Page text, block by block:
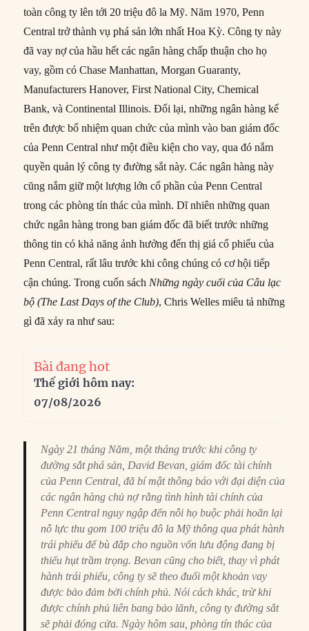
toàn công ty lên tới 20 triệu đô la Mỹ. Năm 1970, Penn
Central trở thành vụ phá sản lớn nhất Hoa Kỳ. Công ty này
đã vay nợ của hầu hết các ngân hàng chấp thuận cho họ
vay, gồm có Chase Manhattan, Morgan Guaranty,
Manufacturers Hanover, First National City, Chemical
Bank, và Continental Illinois. Đổi lại, những ngân hàng kể
trên được bổ nhiệm quan chức của mình vào ban giám đốc
của Penn Central như một điều kiện cho vay, qua đó nắm
quyền quản lý công ty đường sắt này. Các ngân hàng này
cũng nắm giữ một lượng lớn cổ phần của Penn Central
trong các phòng tín thác của mình. Dĩ nhiên những quan
chức ngân hàng trong ban giám đốc đã biết trước những
thông tin có khả năng ảnh hưởng đến thị giá cổ phiếu của
Penn Central, rất lâu trước khi công chúng có cơ hội tiếp
cận chúng. Trong cuốn sáchNhữngngàycuối của Câu lạc
bộ (The Last Days of the Club), Chris Welles miêu tả những
gì đã xảy ra như sau:
Bài đang hot
Thế giới hôm nay:
07/08/2026
Ngày 21 tháng Năm, một tháng trước khi công ty
đường sắt phá sản, David Bevan, giám đốc tài chính
của Penn Central, đã bí mật thông báo với đại diện của
các ngân hàng chủ nợ rằng tình hình tài chính của
Penn Central nguy ngập đến nỗi họ buộc phải hoãn lại
nỗ lực thu gom 100 triệu đô la Mỹ thông qua phát hành
trái phiếu để bù đắp cho nguồn vốn lưu động đang bị
thiếu hụt trầm trọng. Bevan cũng cho biết, thay vì phát
hành trái phiếu, công ty sẽ theo đuổi một khoản vay
được bảo đảm bởi chính phủ. Nói cách khác, trừ khi
được chính phủ liên bang bảo lãnh, công ty đường sắt
sẽ phải đóng cửa. Ngày hôm sau, phòng tín thác của